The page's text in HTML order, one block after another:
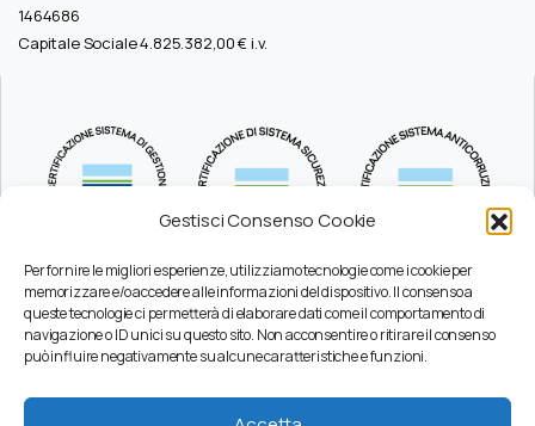
Gestisci Consenso Cookie
Per fornire le migliori esperienze, utilizziamo tecnologie come i cookie per
memorizzare e/o accedere alle informazioni del dispositivo. Il consenso a
queste tecnologie ci permetterà di elaborare dati come il comportamento di
navigazione o ID unici su questo sito. Non acconsentire o ritirare il consenso
può influire negativamente su alcune caratteristiche e funzioni.
1464686
Capitale Sociale 4.825.382,00 € i.v.
Durc
Pec
Certificazioni